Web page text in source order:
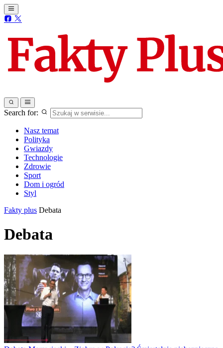
Search for:
Nasz temat
Polityka
Gwiazdy
Technologie
Zdrowie
Sport
Dom i ogród
Styl
Fakty plus Debata
Debata